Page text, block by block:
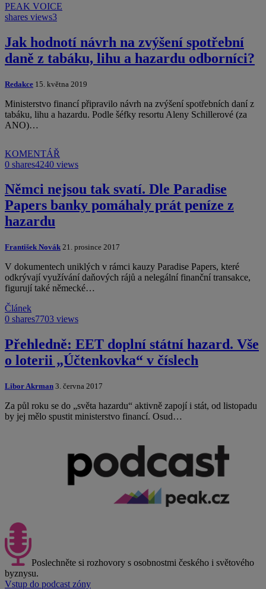
PEAK VOICE
shares views3
Jak hodnotí návrh na zvýšení spotřební
daně z tabáku, lihu a hazardu odborníci?
Redakce 15. května 2019
Ministerstvo financí připravilo návrh na zvýšení spotřebních daní z
tabáku, lihu a hazardu. Podle šéfky resortu Aleny Schillerové (za
ANO)…
KOMENTÁŘ
0 shares4240 views
Němci nejsou tak svatí. Dle Paradise
Papers banky pomáhaly prát peníze z
hazardu
František Novák 21. prosince 2017
V dokumentech uniklých v rámci kauzy Paradise Papers, které
odkrývají využívání daňových rájů a nelegální finanční transakce,
figurují také německé…
Článek
0 shares7703 views
Přehledně: EET doplní státní hazard. Vše
o loterii „Účtenkovka“ v číslech
Libor Akrman 3. června 2017
Za půl roku se do „světa hazardu“ aktivně zapojí i stát, od listopadu
by jej mělo spustit ministerstvo financí. Osud…
Poslechněte si rozhovory s osobnostmi českého i světového
byznysu.
Vstup do podcast zóny